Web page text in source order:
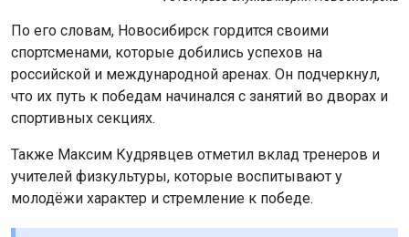
По его словам, Новосибирск гордится своими
спортсменами, которые добились успехов на
российской и международной аренах. Он подчеркнул,
что их путь к победам начинался с занятий во дворах и
спортивных секциях.
Также Максим Кудрявцев отметил вклад тренеров и
учителей физкультуры, которые воспитывают у
молодёжи характер и стремление к победе.